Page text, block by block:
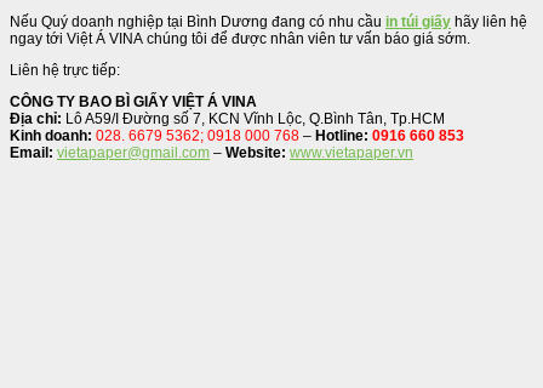
Nếu Quý doanh nghiệp tại Bình Dương đang có nhu cầu in túi giấy hãy liên hệ
ngay tới Việt Á VINA chúng tôi để được nhân viên tư vấn báo giá sớm.
Liên hệ trực tiếp:
CÔNG TY BAO BÌ GIẤY VIỆT Á VINA
Địa chỉ: Lô A59/I Đường số 7, KCN Vĩnh Lộc, Q.Bình Tân, Tp.HCM
Kinh doanh: 028. 6679 5362; 0918 000 768 – Hotline: 0916 660 853
Email: vietapaper@gmail.com – Website: www.vietapaper.vn